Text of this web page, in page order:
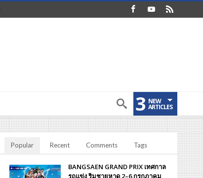
3 NEW
ARTICLES
Popular Recent Comments Tags
BANGSAEN GRAND PRIX เทศกาล
รถแข่ง ริมชายหาด 2–6 กรกฎาคม